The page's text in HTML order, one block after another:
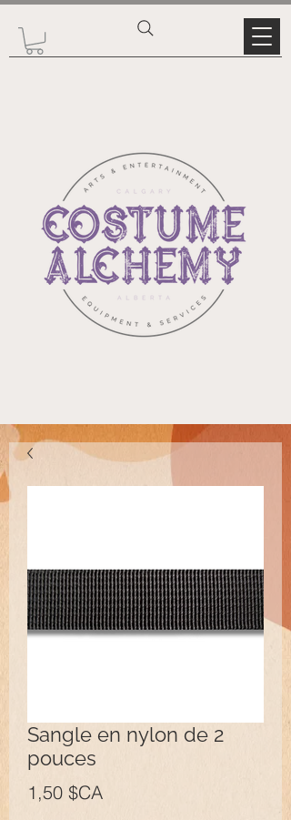
Sangle en nylon de 2
pouces
1,50 $CAPrix